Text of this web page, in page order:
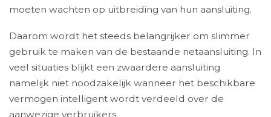
moeten wachten op uitbreiding van hun aansluiting.
Daarom wordt het steeds belangrijker om slimmer
gebruik te maken van de bestaande netaansluiting. In
veel situaties blijkt een zwaardere aansluiting
namelijk niet noodzakelijk wanneer het beschikbare
vermogen intelligent wordt verdeeld over de
aanwezige verbruikers.